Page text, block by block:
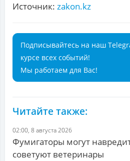
Источник: zakon.kz
Подписывайтесь на наш
курсе всех событий!
Мы работаем для Вас!
Читайте также:
02:00, 8 августа 2026
Фумигаторы могут
советуют ветеринары